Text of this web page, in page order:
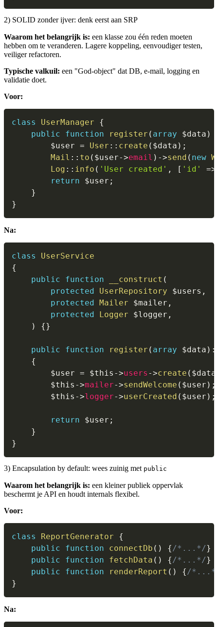
2) SOLID zonder ijver: denk eerst aan SRP
Waarom het belangrijk is: een klasse zou één reden moeten
hebben om te veranderen. Lagere koppeling, eenvoudiger testen,
veiliger refactoren.
Typische valkuil: een "God-object" dat DB, e-mail, logging en
validatie doet.
Voor:
class UserManager
{
public
function register ( array $data )
$user = User :: create ( $data ) ;
Mail :: to ( $user->email ) ->send ( new
Log :: info ( 'User created' , [ 'id'
=>
return
$user ;
}
}
Na:
class
UserService
{
public
function __construct (
protected
UserRepository $users ,
protected Mailer $mailer ,
protected
Logger $logger ,
)
{}
public function register ( array $data ) :
{
$user = $this ->users ->create ( $data
$this ->mailer->sendWelcome ( $user ) ;
$this ->logger->userCreated ( $user ) ;
return $user ;
}
}
3) Encapsulation by default: wees zuinig met public
Waarom het belangrijk is: een kleiner publiek oppervlak
beschermt je API en houdt internals flexibel.
Voor:
class ReportGenerator
{
public
function connectDb ( ) {/*...*/}
public
function fetchData ( ) {/*...*/}
public
function renderReport ( ) {/
}
Na: